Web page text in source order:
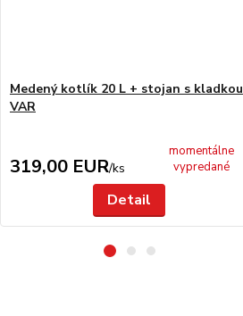
Medený kotlík 20 L + stojan s kladkou
VAR
319,00 EUR/ks
momentálne
vypredané
Detail